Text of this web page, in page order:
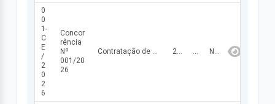
0
0
1-
C
E
/
2
0
2
6
Concor
rência
Nº
001/20
26
Contratação de empresa para construção de unidades habitacionais em Santo Antônio dos Milagres – PI, conforme especificações técnicas dos projetos, memoriais descritivos, planilhas orçamentárias, cronogramas físico financeiros. 23/01/2026 3.070.750,00 NÃO FINALIZADA